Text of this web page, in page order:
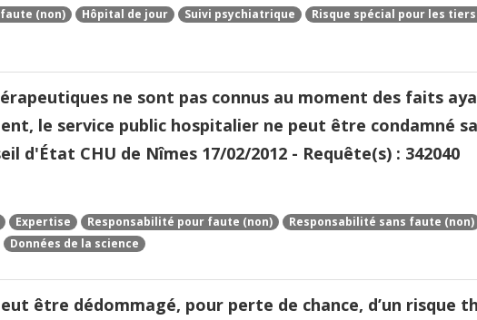
(non) Hôpital de jour Suivi psychiatrique
Risque spécial pour les
ne sont pas connus au moment des faits
le service public hospitalier ne peut être condamné
d'État CHU de Nîmes 17/02/2012 - Requête(s) : 342040
Expertise Responsabilité pour faute (non) Responsabilité sans faute (non)
Données de la science
être dédommagé, pour perte de chance, d’un risque